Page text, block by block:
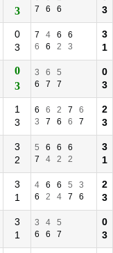
3
7
6 6
3
0
3
7 4 6
6
6
6 2 3
3
1
0
3
3 6
5
6
7 7
0
3
1
3
6 6 2 7
6
3
7 6 6 7
2
3
3
2
5 6 6
6
7
4 2 2
3
1
3
1
4 6 6 5
3
6
2 4 7 6
2
3
3
1
3 4
5
6
6 7
0
3